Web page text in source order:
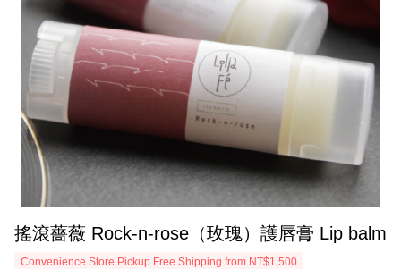
搖滾薔薇 Rock-n-rose（玫瑰）護唇膏 Lip balm
Convenience Store Pickup Free Shipping from NT$1,500